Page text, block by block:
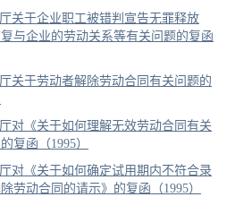
关于企业职工被错判宣告无罪释放
与企业的劳动关系等有关问题的复函
关于劳动者解除劳动合同有关问题的
对《关于如何理解无效劳动合同有关
复函（1995）
对《关于如何确定试用期内不符合录
劳动合同的请示》的复函（1995）